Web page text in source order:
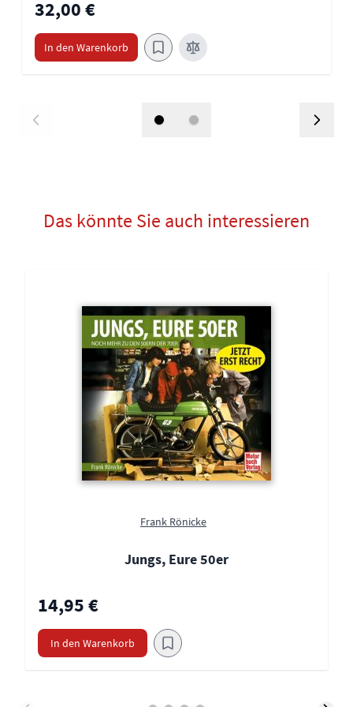
32,00 €
In den Warenkorb
Das könnte Sie auch interessieren
Frank Rönicke
Jungs, Eure 50er
14,95 €
In den Warenkorb